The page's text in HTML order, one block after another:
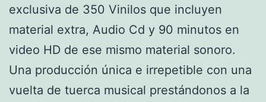
exclusiva de 350 Vinilos que incluyen
material extra, Audio Cd y 90 minutos en
video HD de ese mismo material sonoro.
Una producción única e irrepetible con una
vuelta de tuerca musical prestándonos a la